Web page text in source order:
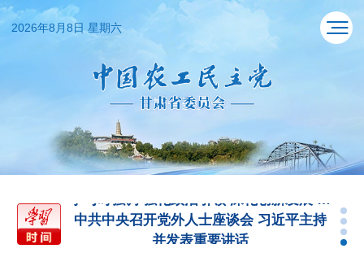
2026年8月8日 星期六
中共中央召开党外人士座谈会 习近平主持
并发表重要讲话
习近平经济思想指引中国经济高质量发展
行稳致远
第一观察丨习近平总书记指引加快建设健
康中国
习近平在中共中央政治局第二十七次集体
质量推进国防和军队现代化
中共中央召开党外人士座谈会 习近平主持
并发表重要讲话